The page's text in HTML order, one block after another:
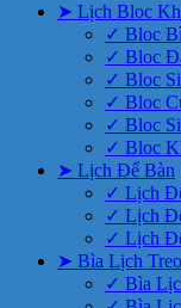
➤ Lịch Bloc
✓ Bloc
✓ Bloc
✓ Bloc
✓ Bloc
✓ Bloc
✓ Bloc
➤ Lịch Để Bàn
✓ Lịch
✓ Lịch
✓ Lịch
➤ Bìa Lịch
✓ Bìa